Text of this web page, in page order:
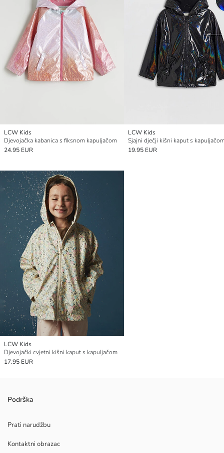
LCW Kids
Djevojačka kabanica s fiksnom kapuljačom
24.95 EUR
LCW Kids
Sjajni dječji kišni kaput s
19.95 EUR
LCW Kids
Djevojački cvjetni kišni kaput s kapuljačom
17.95 EUR
Podrška
Prati narudžbu
Kontaktni obrazac